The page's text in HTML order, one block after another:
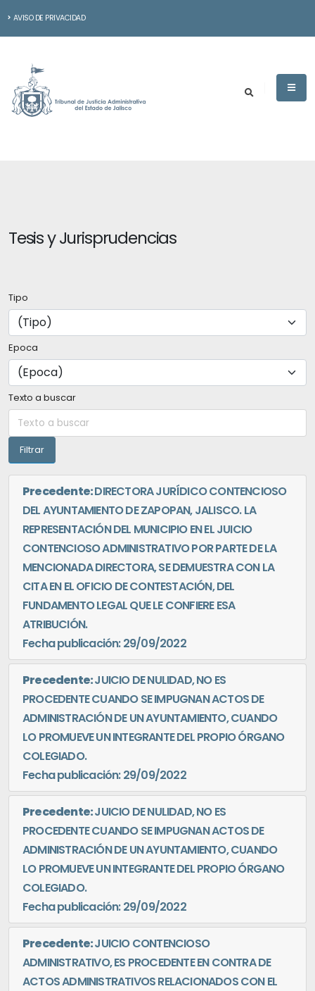
AVISO DE PRIVACIDAD
Tesis y Jurisprudencias
Tipo
Epoca
Texto a buscar
Precedente:DIRECTORA JURÍDICO CONTENCIOSO
DEL AYUNTAMIENTO DE ZAPOPAN, JALISCO. LA
REPRESENTACIÓN DEL MUNICIPIO EN EL JUICIO
CONTENCIOSO ADMINISTRATIVO POR PARTE DE LA
MENCIONADA DIRECTORA, SE DEMUESTRA CON LA
CITA EN EL OFICIO DE CONTESTACIÓN, DEL
FUNDAMENTO LEGAL QUE LE CONFIERE ESA
ATRIBUCIÓN.
Fecha publicación: 29/09/2022
Precedente:JUICIO DE NULIDAD, NO ES
PROCEDENTE CUANDO SE IMPUGNAN ACTOS DE
ADMINISTRACIÓN DE UN AYUNTAMIENTO, CUANDO
LO PROMUEVE UN INTEGRANTE DEL PROPIO ÓRGANO
COLEGIADO.
Fecha publicación: 29/09/2022
Precedente:JUICIO DE NULIDAD, NO ES
PROCEDENTE CUANDO SE IMPUGNAN ACTOS DE
ADMINISTRACIÓN DE UN AYUNTAMIENTO, CUANDO
LO PROMUEVE UN INTEGRANTE DEL PROPIO ÓRGANO
COLEGIADO.
Fecha publicación: 29/09/2022
Precedente:JUICIO CONTENCIOSO
ADMINISTRATIVO, ES PROCEDENTE EN CONTRA DE
ACTOS ADMINISTRATIVOS RELACIONADOS CON EL